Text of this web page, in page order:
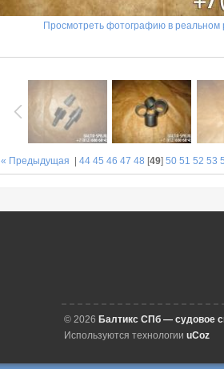
Просмотреть фотографию в реальном
« Предыдущая 44 45 46 47 48 [49] 50 51 52 53
© 2026 Балтикс СПб — судовое
Используются технологии uCoz